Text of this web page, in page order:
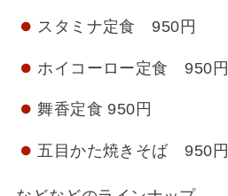
スタミナ定食 950円
ホイコーロー定食 950円
舞香定食 950円
五目かた焼きそば 950円